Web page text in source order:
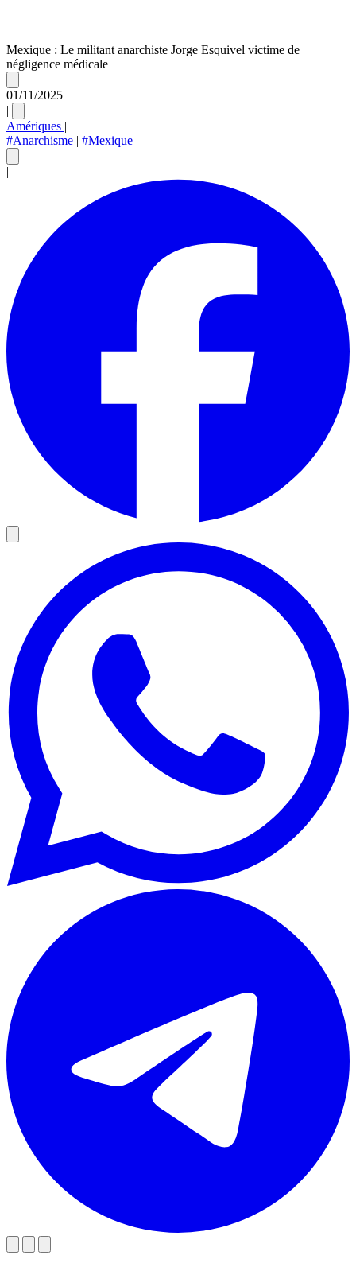
Mexique : Le militant anarchiste Jorge Esquivel victime de
négligence médicale
01/11/2025
|
Amériques |
#Anarchisme | #Mexique
|